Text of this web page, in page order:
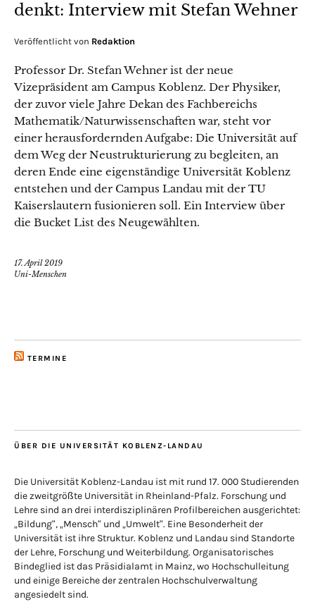
denkt: Interview mit Stefan Wehner
Veröffentlicht von Redaktion
Professor Dr. Stefan Wehner ist der neue
Vizepräsident am Campus Koblenz. Der Physiker,
der zuvor viele Jahre Dekan des Fachbereichs
Mathematik/Naturwissenschaften war, steht vor
einer herausfordernden Aufgabe: Die Universität auf
dem Weg der Neustrukturierung zu begleiten, an
deren Ende eine eigenständige Universität Koblenz
entstehen und der Campus Landau mit der TU
Kaiserslautern fusionieren soll. Ein Interview über
die Bucket List des Neugewählten.
17. April 2019
Uni-Menschen
TERMINE
ÜBER DIE UNIVERSITÄT KOBLENZ-LANDAU
Die Universität Koblenz-Landau ist mit rund 17. 000 Studierenden
die zweitgrößte Universität in Rheinland-Pfalz. Forschung und
Lehre sind an drei interdisziplinären Profilbereichen ausgerichtet:
„Bildung“, „Mensch“ und „Umwelt“. Eine Besonderheit der
Universität ist ihre Struktur. Koblenz und Landau sind Standorte
der Lehre, Forschung und Weiterbildung. Organisatorisches
Bindeglied ist das Präsidialamt in Mainz, wo Hochschulleitung
und einige Bereiche der zentralen Hochschulverwaltung
angesiedelt sind.